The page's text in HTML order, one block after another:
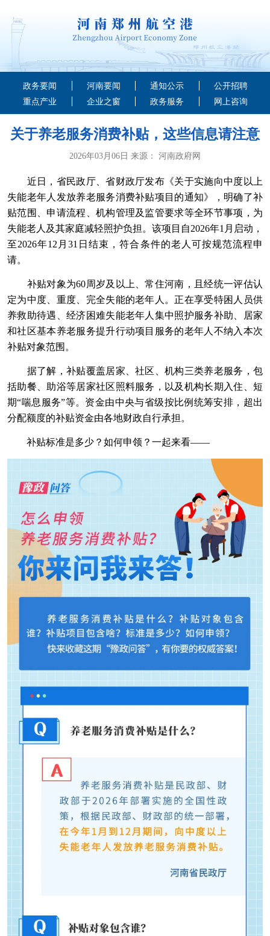
政务要闻 河南要闻 通知公示
公开招聘
重点产业
企业之窗 政务服务 网上咨询
关于养老服务消费补贴，这些信息请注意
2026年03月06日 来源： 河南政府网
近日，省民政厅、省财政厅发布《关于实施向中度以上
失能老年人发放养老服务消费补贴项目的通知》，明确了补
贴范围、申请流程、机构管理及监管要求等全环节事项，为
失能老人及其家庭减轻照护负担。该项目自2026年1月启动，
至2026年12月31日结束，符合条件的老人可按规范流程申
请。
补贴对象为60周岁及以上、常住河南，且经统一评估认
定为中度、重度、完全失能的老年人。正在享受特困人员供
养救助待遇、经济困难失能老年人集中照护服务补助、居家
和社区基本养老服务提升行动项目服务的老年人不纳入本次
补贴对象范围。
据了解，补贴覆盖居家、社区、机构三类养老服务，包
括助餐、助浴等居家社区照料服务，以及机构长期入住、短
期“喘息服务”等。资金由中央与省级按比例统筹安排，超出
分配额度的补贴资金由各地财政自行承担。
补贴标准是多少？如何申领？一起来看——